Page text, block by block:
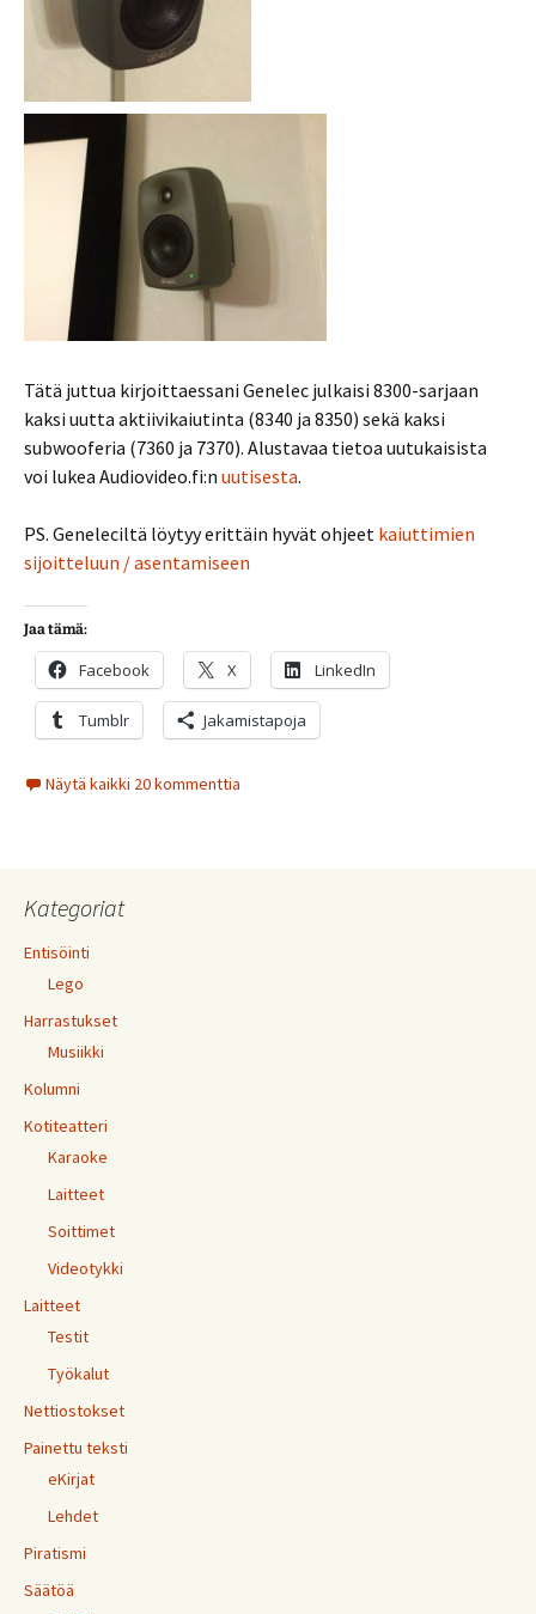
Tätä juttua kirjoittaessani Genelec julkaisi 8300-sarjaan
kaksi uutta aktiivikaiutinta (8340 ja 8350) sekä kaksi
subwooferia (7360 ja 7370). Alustavaa tietoa uutukaisista
voi lukea Audiovideo.fi:n uutisesta.
PS. Geneleciltä löytyy erittäin hyvät ohjeet kaiuttimien
sijoitteluun / asentamiseen
Jaa tämä:
Facebook X LinkedIn
Tumblr Jakamistapoja
Näytä kaikki 20 kommenttia
Kategoriat
Entisöinti
Lego
Harrastukset
Musiikki
Kolumni
Kotiteatteri
Karaoke
Laitteet
Soittimet
Videotykki
Laitteet
Testit
Työkalut
Nettiostokset
Painettu teksti
eKirjat
Lehdet
Piratismi
Säätöä